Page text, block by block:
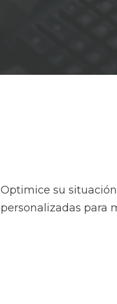
Optimice su
personalizadas para